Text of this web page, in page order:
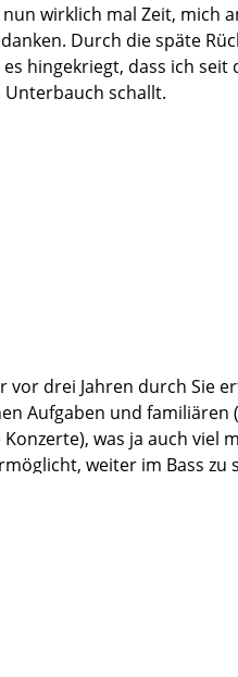
wirklich mal Zeit,
Durch die späte
hingekriegt, dass ich
schallt.
drei Jahren durch Sie
Aufgaben und
was ja auch
weiter im Bass zu
erfahre ich auch immer